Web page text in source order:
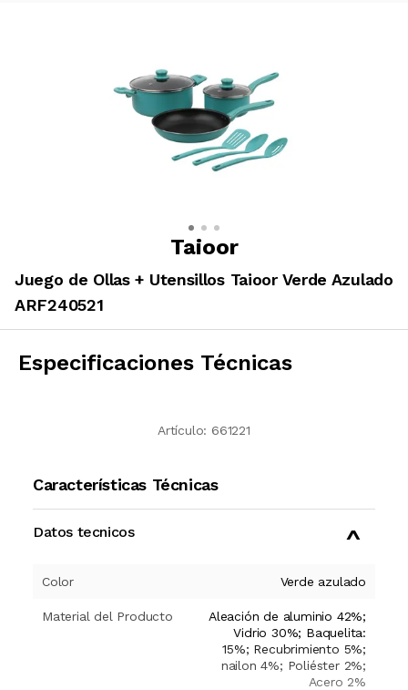
Taioor
Juego de Ollas + Utensillos Taioor Verde Azulado
ARF240521
Especificaciones Técnicas
Artículo: 661221
Características Técnicas
Datos tecnicos
Color Verde azulado
Material del Producto
Aleación de aluminio 42%;
Vidrio 30%; Baquelita:
15%; Recubrimiento 5%;
nailon 4%; Poliéster 2%;
Acero 2%